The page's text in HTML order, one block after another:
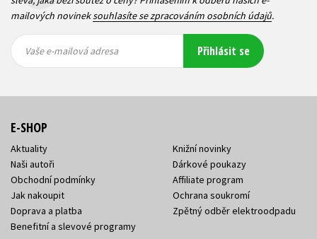
mailových novineksouhlasíte se zpracováním osobních údajů.
mailová
mailová
Vaše e-mailová adresa Přihlásit se
E-SHOP
Aktuality
Naši autoři
Obchodní podmínky
Jak nakoupit
Doprava a platba
Benefitní a slevové programy
Knižní novinky
Dárkové poukazy
Affiliate program
Ochrana soukromí
Zpětný odběr elektroodpadu